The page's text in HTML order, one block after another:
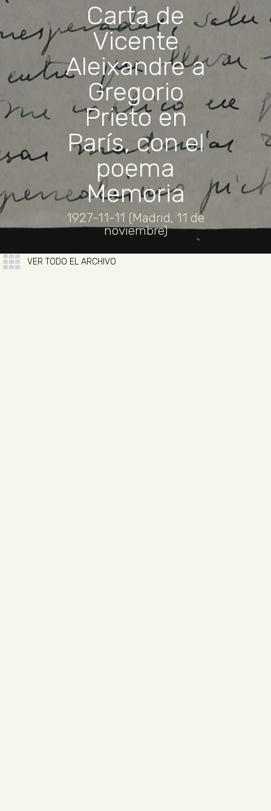
Carta de
Vicente
Aleixandre a
Gregorio
Prieto en
París, con el
poema
Memoria
1927-11-11 (Madrid, 11 de
noviembre)
VER TODO EL ARCHIVO